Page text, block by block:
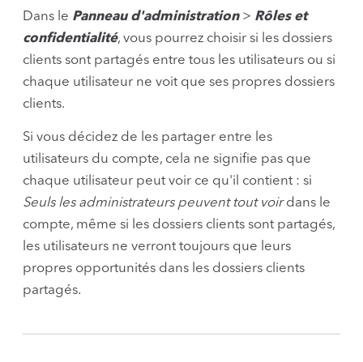
Dans le Panneau d'administration> Rôles et
confidentialité, vous pourrez choisir si les dossiers
clients sont partagés entre tous les utilisateurs ou si
chaque utilisateur ne voit que ses propres dossiers
clients.
Si vous décidez de les partager entre les
utilisateurs du compte, cela ne signifie pas que
chaque utilisateur peut voir ce qu'il contient : si
Seuls les administrateurs peuvent tout voirdans le
compte, même si les dossiers clients sont partagés,
les utilisateurs ne verront toujours que leurs
propres opportunités dans les dossiers clients
partagés.